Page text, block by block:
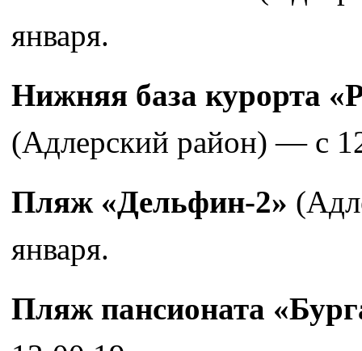
января.
Нижняя база курорта
(Адлерский район) — с
Пляж «Дельфин-2»
января.
Пляж пансионата